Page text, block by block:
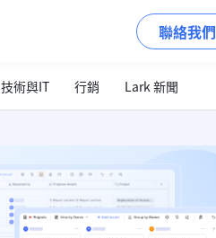
聯絡我們
技術與IT 行銷 Lark 新聞